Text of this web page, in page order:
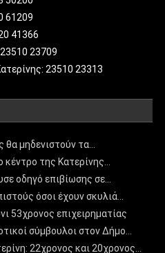
61209
41366
23709
23510 23313
μηδενιστούν τα…
κέντρο της Κατερίνης…
οδηγό επιβίωσης σε…
όσοι έχουν σκυλιά…
53χρονος επιχειρηματίας
σύμβουλοι στον Δήμο…
22χρονος και 20χρονος…